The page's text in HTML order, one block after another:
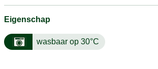
Eigenschap
wasbaar op 30°C